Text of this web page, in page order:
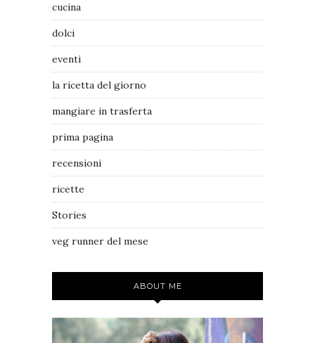
cucina
dolci
eventi
la ricetta del giorno
mangiare in trasferta
prima pagina
recensioni
ricette
Stories
veg runner del mese
ABOUT ME